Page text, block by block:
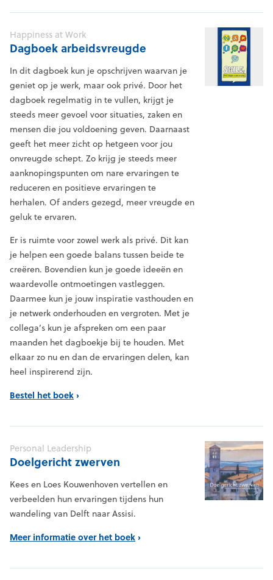
Happiness at Work
Dagboek arbeidsvreugde
In dit dagboek kun je opschrijven waarvan je
geniet op je werk, maar ook privé. Door het
dagboek regelmatig in te vullen, krijgt je
steeds meer gevoel voor situaties, zaken en
mensen die jou voldoening geven. Daarnaast
geeft het meer zicht op hetgeen voor jou
onvreugde schept. Zo krijg je steeds meer
aanknopingspunten om nare ervaringen te
reduceren en positieve ervaringen te
herhalen. Of anders gezegd, meer vreugde en
geluk te ervaren.
Er is ruimte voor zowel werk als privé. Dit kan
je helpen een goede balans tussen beide te
creëren. Bovendien kun je goede ideeën en
waardevolle ontmoetingen vastleggen.
Daarmee kun je jouw inspiratie vasthouden en
je netwerk onderhouden en vergroten. Met je
collega’s kun je afspreken om een paar
maanden het dagboekje bij te houden. Met
elkaar zo nu en dan de ervaringen delen, kan
heel inspirerend zijn.
Bestel het boek
Personal Leadership
Doelgericht zwerven
Kees en Loes Kouwenhoven vertellen en
verbeelden hun ervaringen tijdens hun
wandeling van Delft naar Assisi.
Meer informatie over het boek